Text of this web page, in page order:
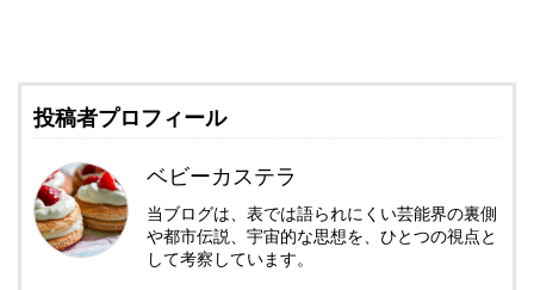
投稿者プロフィール
ベビーカステラ
当ブログは、表では語られにくい芸能界の裏側
や都市伝説、宇宙的な思想を、ひとつの視点と
して考察しています。